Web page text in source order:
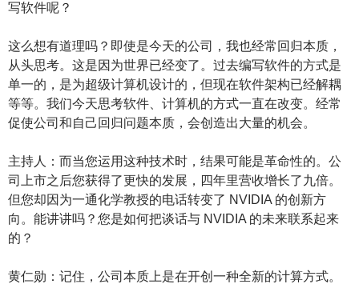
写软件呢？
这么想有道理吗？即使是今天的公司，我也经常回归本质，
从头思考。这是因为世界已经变了。过去编写软件的方式是
单一的，是为超级计算机设计的，但现在软件架构已经解耦
等等。我们今天思考软件、计算机的方式一直在改变。经常
促使公司和自己回归问题本质，会创造出大量的机会。
主持人：而当您运用这种技术时，结果可能是革命性的。公
司上市之后您获得了更快的发展，四年里营收增长了九倍。
但您却因为一通化学教授的电话转变了 NVIDIA 的创新方
向。能讲讲吗？您是如何把谈话与 NVIDIA 的未来联系起来
的？
黄仁勋：记住，公司本质上是在开创一种全新的计算方式。